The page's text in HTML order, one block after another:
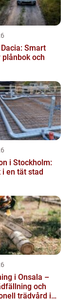
Smart
och
i Stockholm:
i en tät stad
i Onsala –
och
trädvård i